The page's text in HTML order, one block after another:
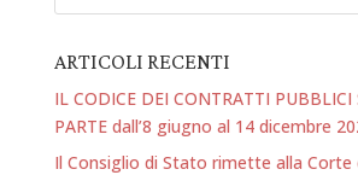
ARTICOLI RECENTI
IL CODICE DEI CONTRATTI PUBBLICI
PARTE dall’8 giugno al 14 dicembre
Il Consiglio di Stato rimette alla Corte